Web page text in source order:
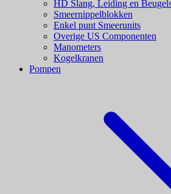
HD Slang, Leiding en
Smeernippelblokken
Enkel punt Smeerunits
Overige US Componenten
Manometers
Kogelkranen
Pompen